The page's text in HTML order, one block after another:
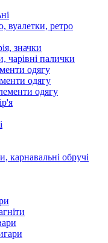
вуалетки, ретро
значки
чарівні палички
одягу
одягу
одягу
карнавальні обручі